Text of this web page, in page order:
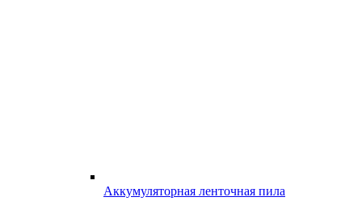
Аккумуляторная ленточная пила